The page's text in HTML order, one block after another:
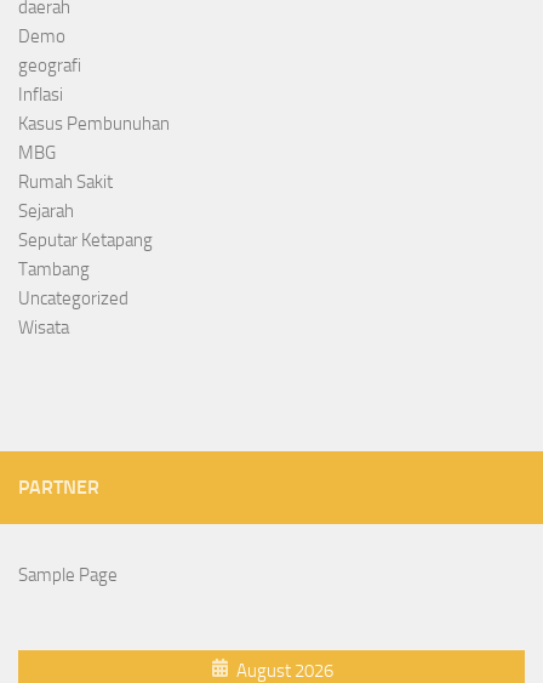
daerah
Demo
geografi
Inflasi
Kasus Pembunuhan
MBG
Rumah Sakit
Sejarah
Seputar Ketapang
Tambang
Uncategorized
Wisata
PARTNER
Sample Page
August 2026